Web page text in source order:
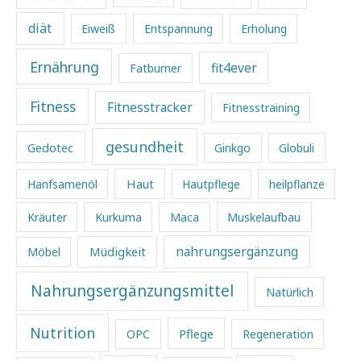
diät Eiweiß Entspannung Erholung
Ernährung Fatburner fit4ever
Fitness Fitnesstracker Fitnesstraining
Gedotec gesundheit Ginkgo Globuli
Hanfsamenöl Haut Hautpflege heilpflanze
Kräuter Kurkuma Maca Muskelaufbau
Möbel Müdigkeit nahrungsergänzung
Nahrungsergänzungsmittel Natürlich
Nutrition OPC Pflege Regeneration